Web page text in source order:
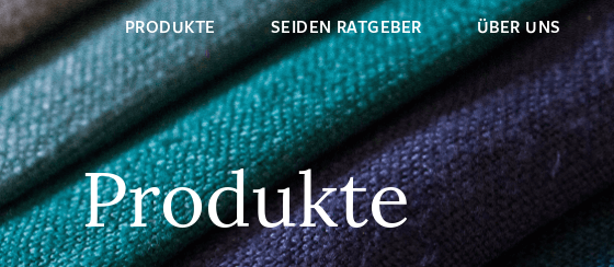
PRODUKTE SEIDEN RATGEBER ÜBER UNS
Produkte